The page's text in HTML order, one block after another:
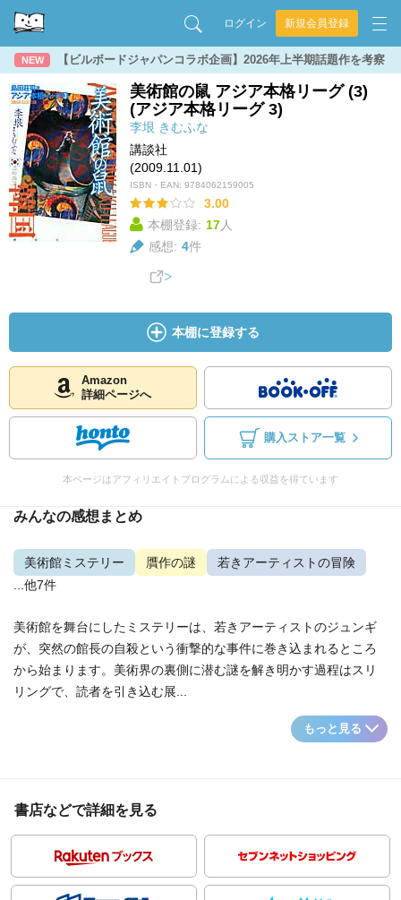
ログイン 新規会員登録
NEW 【ビルボードジャパンコラボ企画】2026年上半期話題作を考察
美術館の鼠 アジア本格リーグ (3)
(アジア本格リーグ 3)
李垠 きむふな
講談社
(2009.11.01)
ISBN・EAN: 9784062159005
3.00
本棚登録: 17人
感想: 4件
本棚に登録する
Amazon
詳細ページへ
購入ストア一覧
本ページはアフィリエイトプログラムによる収益を得ています
みんなの感想まとめ
美術館ミステリー 贋作の謎
若きアーティストの冒険
...他7件
美術館を舞台にしたミステリーは、若きアーティストのジュンギ
が、突然の館長の自殺という衝撃的な事件に巻き込まれるところ
から始まります。美術界の裏側に潜む謎を解き明かす過程はスリ
リングで、読者を引き込む展...
もっと見る
書店などで詳細を見る